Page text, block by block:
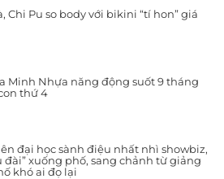
Chi Pu so body với bikini “tí hon” giá
Minh Nhựa năng động suốt 9 tháng
thứ 4
đại học sành điệu nhất nhì showbiz,
đài” xuống phố, sang chảnh từ giảng
khó ai đọ lại